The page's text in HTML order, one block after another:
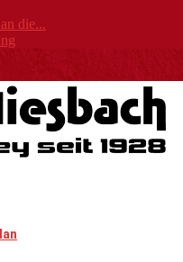
die...